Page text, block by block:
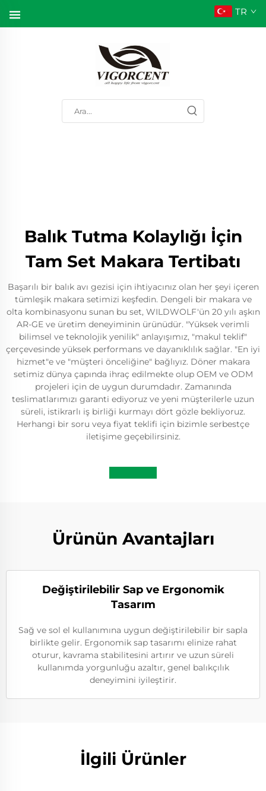
TR
Balık Tutma Kolaylığı İçin
Tam Set Makara Tertibatı
Başarılı bir balık avı gezisi için ihtiyacınız olan her şeyi içeren
tümleşik makara setimizi keşfedin. Dengeli bir makara ve
olta kombinasyonu sunan bu set, WILDWOLF'ün 20 yılı aşkın
AR-GE ve üretim deneyiminin ürünüdür. "Yüksek verimli
bilimsel ve teknolojik yenilik" anlayışımız, "makul teklif"
çerçevesinde yüksek performans ve dayanıklılık sağlar. "En iyi
hizmet"e ve "müşteri önceliğine" bağlıyız. Döner makara
setimiz dünya çapında ihraç edilmekte olup OEM ve ODM
projeleri için de uygun durumdadır. Zamanında
teslimatlarımızı garanti ediyoruz ve yeni müşterilerle uzun
süreli, istikrarlı iş birliği kurmayı dört gözle bekliyoruz.
Herhangi bir soru veya fiyat teklifi için bizimle serbestçe
iletişime geçebilirsiniz.
Ürünün Avantajları
Değiştirilebilir Sap ve Ergonomik
Tasarım
Sağ ve sol el kullanımına uygun değiştirilebilir bir sapla
birlikte gelir. Ergonomik sap tasarımı elinize rahat
oturur, kavrama stabilitesini artırır ve uzun süreli
kullanımda yorgunluğu azaltır, genel balıkçılık
deneyimini iyileştirir.
İlgili Ürünler